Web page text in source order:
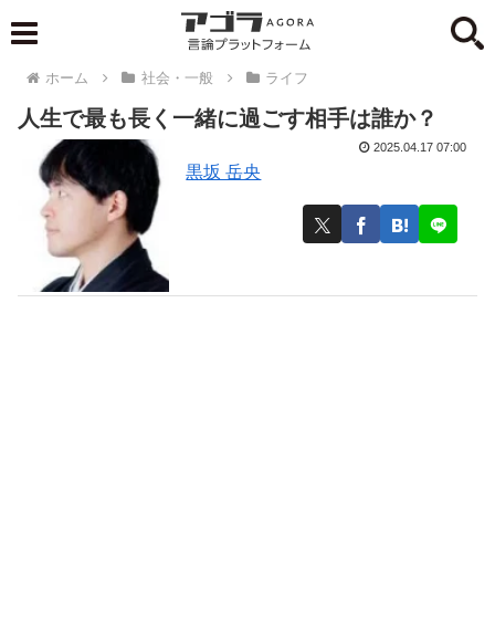
ホーム 社会・一般 ライフ
人生で最も長く一緒に過ごす相手は誰か？
黒坂 岳央
2025.04.17 07:00